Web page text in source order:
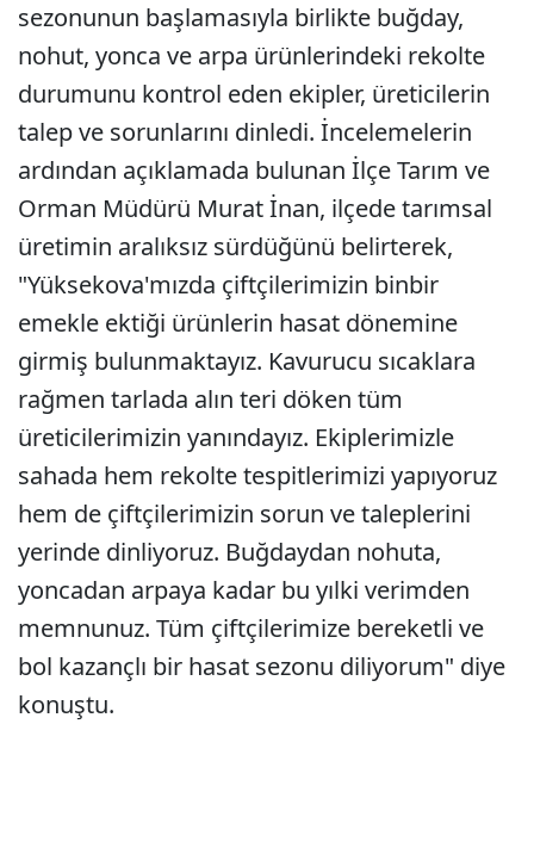
sezonunun başlamasıyla birlikte buğday,
nohut, yonca ve arpa ürünlerindeki rekolte
durumunu kontrol eden ekipler, üreticilerin
talep ve sorunlarını dinledi. İncelemelerin
ardından açıklamada bulunan İlçe Tarım ve
Orman Müdürü Murat İnan, ilçede tarımsal
üretimin aralıksız sürdüğünü belirterek,
"Yüksekova'mızda çiftçilerimizin binbir
emekle ektiği ürünlerin hasat dönemine
girmiş bulunmaktayız. Kavurucu sıcaklara
rağmen tarlada alın teri döken tüm
üreticilerimizin yanındayız. Ekiplerimizle
sahada hem rekolte tespitlerimizi yapıyoruz
hem de çiftçilerimizin sorun ve taleplerini
yerinde dinliyoruz. Buğdaydan nohuta,
yoncadan arpaya kadar bu yılki verimden
memnunuz. Tüm çiftçilerimize bereketli ve
bol kazançlı bir hasat sezonu diliyorum" diye
konuştu.